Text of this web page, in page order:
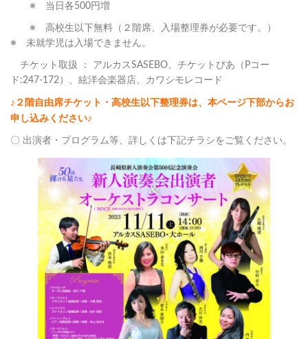
※ 当日各500円増
※ 高校生以下無料（２階席、入場整理券が必要です。）
※ 未就学児は入場できません。
チケット取扱 ： アルカスSASEBO、チケットぴあ（Pコー
ド:247-172）、絃洋会楽器店、カワシモレコード
♪２階自由席チケット・高校生以下整理券は、本ページ下部からお
申し込みください♪
〇 出演者・プログラム等、詳しくは下記チラシをご覧ください。